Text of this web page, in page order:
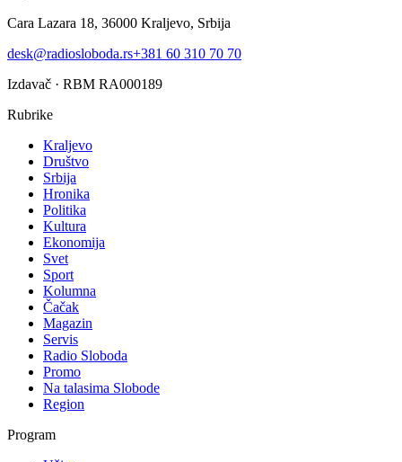
Cara Lazara 18, 36000 Kraljevo, Srbija
desk@radiosloboda.rs+381 60 310 70 70
Izdavač · RBM RA000189
Rubrike
Kraljevo
Društvo
Srbija
Hronika
Politika
Kultura
Ekonomija
Svet
Sport
Kolumna
Čačak
Magazin
Servis
Radio Sloboda
Promo
Na talasima Slobode
Region
Program